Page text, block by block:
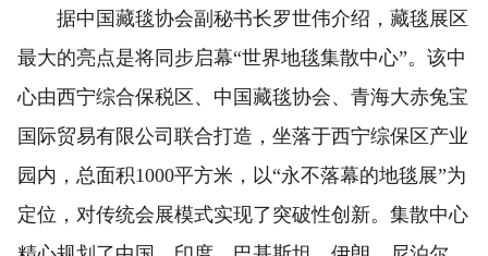
据中国藏毯协会副秘书长罗世伟介绍，藏毯展区
最大的亮点是将同步启幕“世界地毯集散中心”。该中
心由西宁综合保税区、中国藏毯协会、青海大赤兔宝
国际贸易有限公司联合打造，坐落于西宁综保区产业
园内，总面积1000平方米，以“永不落幕的地毯展”为
定位，对传统会展模式实现了突破性创新。集散中心